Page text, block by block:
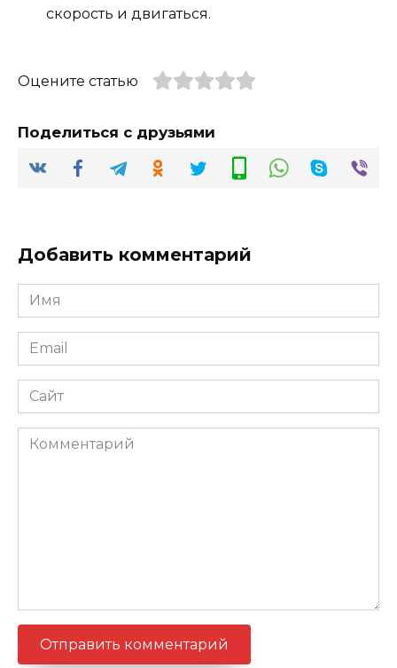
скорость и двигаться.
Оцените статью
Поделиться с друзьями
Добавить комментарий
Имя
*
Email
*
Сайт
Комментарий